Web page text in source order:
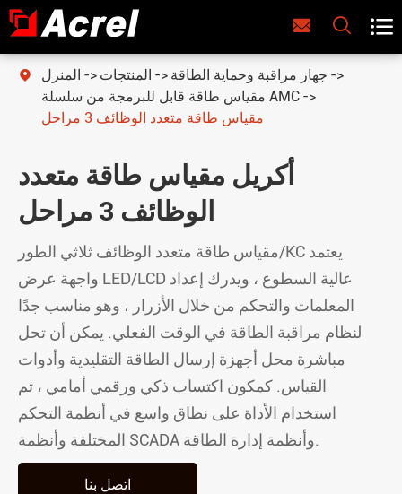
  
 المنزل المنتجات
جهاز مراقبة وحماية الطاقة
مقياس طاقة قابل للبرمجة من سلسلة AMC
مقياس طاقة متعدد الوظائف 3 مراحل
أكريل مقياس طاقة متعدد
الوظائف 3 مراحل
مقياس طاقة متعدد الوظائف ثلاثي الطور/KC يعتمد
واجهة عرض LED/LCD عالية السطوع ، ويدرك إعداد
المعلمات والتحكم من خلال الأزرار ، وهو مناسب جدًا
لنظام مراقبة الطاقة في الوقت الفعلي. يمكن أن تحل
مباشرة محل أجهزة إرسال الطاقة التقليدية وأدوات
القياس. كمكون اكتساب ذكي ورقمي أمامي ، تم
استخدام الأداة على نطاق واسع في أنظمة التحكم
المختلفة وأنظمة SCADA وأنظمة إدارة الطاقة.
اتصل بنا